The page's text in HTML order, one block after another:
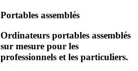
Portables assemblés
Ordinateurs portables assemblés
sur mesure pour les
professionnels et les particuliers.